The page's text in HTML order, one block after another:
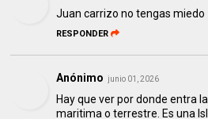
Juan carrizo no tengas miedo
RESPONDER
Anónimo junio 01, 2026
Hay que ver por donde entra
maritima o terrestre. Es una